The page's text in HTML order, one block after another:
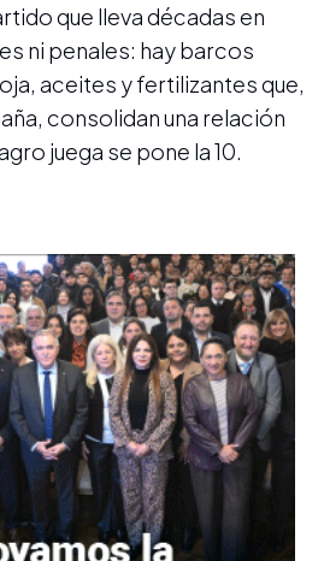
que lleva décadas en
ni penales: hay barcos
aceites y fertilizantes que,
consolidan una relación
juega se pone la 10.